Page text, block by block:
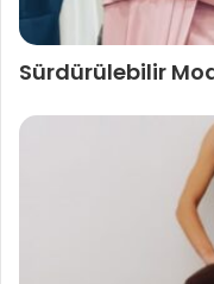
Sürdürülebilir